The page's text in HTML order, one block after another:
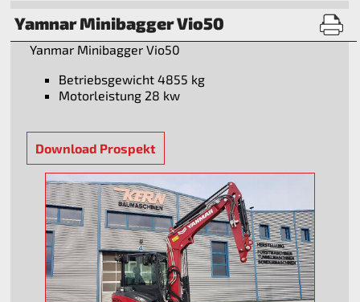
Yamnar Minibagger Vio50
Yanmar Minibagger Vio50
Betriebsgewicht 4855 kg
Motorleistung 28 kw
Download Prospekt